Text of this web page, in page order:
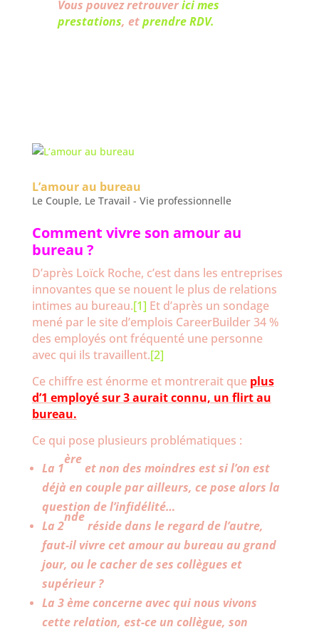
Vous pouvez retrouverici mes
prestations, etprendre RDV.
L’amour au bureau
Le Couple, Le Travail - Vie professionnelle
Comment vivre son amour au
bureau ?
D’après Loïck Roche, c’est dans les entreprises
innovantes que se nouent le plus de relations
intimes au bureau.[1] Et d’après un sondage
mené par le site d’emplois CareerBuilder 34 %
des employés ont fréquenté une personne
avec qui ils travaillent.[2]
Ce chiffre est énorme et montrerait que plus
d’1 employé sur 3 aurait connu, un flirt au
bureau.
Ce qui pose plusieurs problématiques :
La 1
ère
et non des moindres est si l’on est
déjà en couple par ailleurs, ce pose alors la
question de l’infidélité…
La 2
nde
réside dans le regard de l’autre,
faut-il vivre cet amour au bureau au grand
jour, ou le cacher de ses collègues et
supérieur ?
La 3 ème concerne avec qui nous vivons
cette relation, est-ce un collègue, son